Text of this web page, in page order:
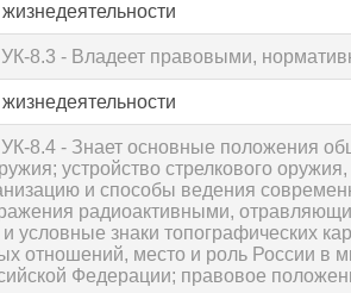
8.3 - Владеет правовыми,
8.4 - Знает основные положения
устройство стрелкового
и способы ведения
радиоактивными,
и условные знаки топографических
отношений, место и роль России в
Федерации; правовое